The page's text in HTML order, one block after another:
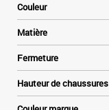
Couleur
Matière
Fermeture
Hauteur de chaussures